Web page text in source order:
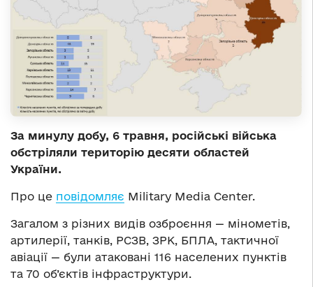
За минулу добу, 6 травня, російські війська
обстріляли територію десяти областей
України.
Про це повідомляє Military Media Center.
Загалом з різних видів озброєння — мінометів,
артилерії, танків, РСЗВ, ЗРК, БПЛА, тактичної
авіації — були атаковані 116 населених пунктів
та 70 об’єктів інфраструктури.